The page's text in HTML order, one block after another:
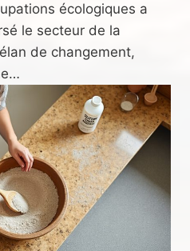
écologiques a
le secteur de la
de changement,